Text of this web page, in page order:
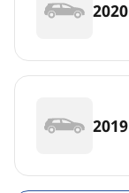
2020
2019